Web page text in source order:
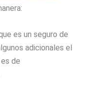
es un seguro de
adicionales el
de